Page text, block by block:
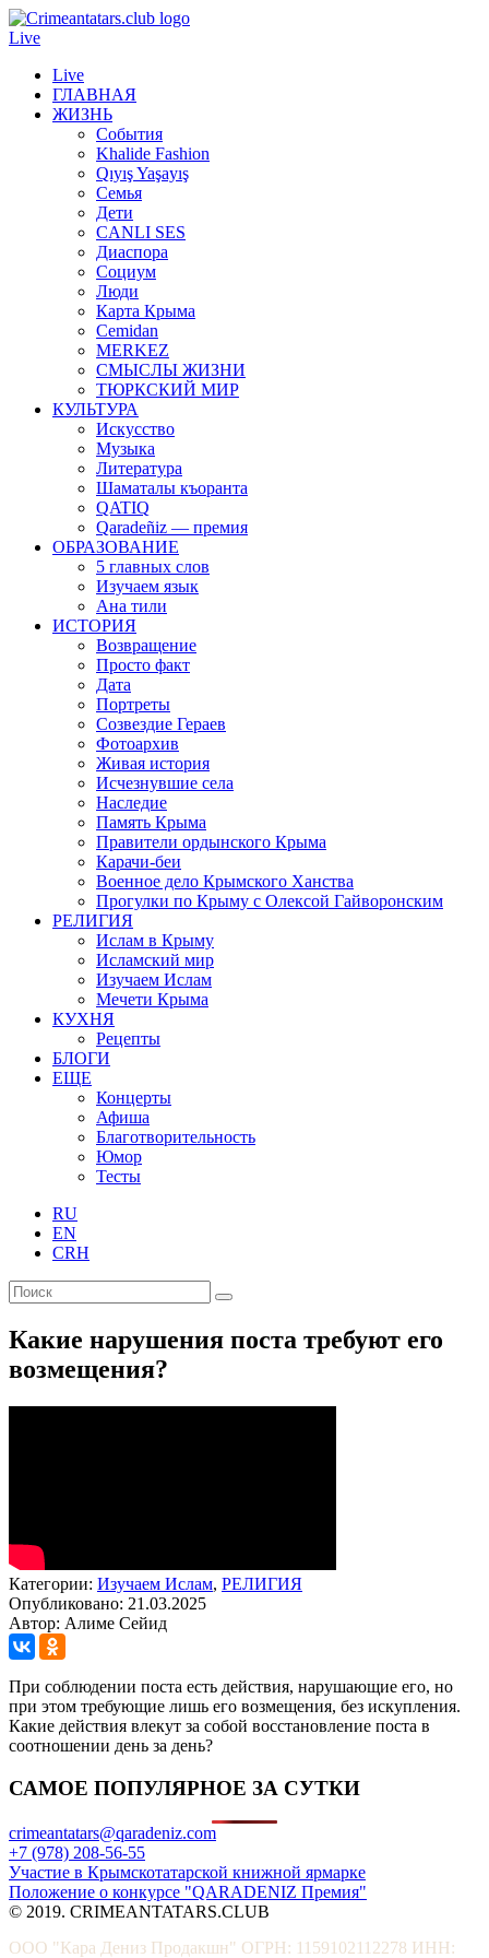
Live
Live
ГЛАВНАЯ
ЖИЗНЬ
События
Khalide Fashion
Qıyış Yaşayış
Семья
Дети
CANLI SES
Диаспора
Социум
Люди
Карта Крыма
Cemidan
МERKEZ
СМЫСЛЫ ЖИЗНИ
ТЮРКСКИЙ МИР
КУЛЬТУРА
Искусство
Музыка
Литература
Шаматалы къоранта
QATIQ
Qaradeñiz — премия
ОБРАЗОВАНИЕ
5 главных слов
Изучаем язык
Ана тили
ИСТОРИЯ
Возвращение
Просто факт
Дата
Портреты
Созвездие Гераев
Фотоархив
Живая история
Исчезнувшие села
Наследие
Память Крыма
Правители ордынского Крыма
Карачи-беи
Военное дело Крымского Ханства
Прогулки по Крыму с Олексой Гайворонским
РЕЛИГИЯ
Ислам в Крыму
Исламский мир
Изучаем Ислам
Мечети Крыма
КУХНЯ
Рецепты
БЛОГИ
ЕЩЕ
Концерты
Афиша
Благотворительность
Юмор
Тесты
RU
EN
CRH
Какие нарушения поста требуют его
возмещения?
Категории: Изучаем Ислам, РЕЛИГИЯ
Опубликовано: 21.03.2025
Автор: Алиме Сейид
При соблюдении поста есть действия, нарушающие его, но
при этом требующие лишь его возмещения, без искупления.
Какие действия влекут за собой восстановление поста в
соотношении день за день?
САМОЕ ПОПУЛЯРНОЕ ЗА СУТКИ
crimeantatars@qaradeniz.com
+7 (978) 208-56-55
Участие в Крымскотатарской книжной ярмарке
Положение о конкурсе "QARADENIZ Премия"
© 2019. CRIMEANTATARS.CLUB
ООО "Кара Дениз Продакшн" ОГРН: 1159102112278 ИНН: